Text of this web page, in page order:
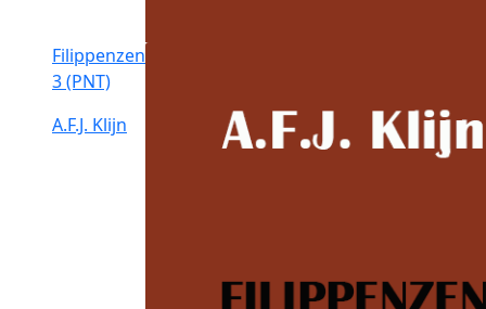
Filippenzen
3 (PNT)
A.F.J. Klijn